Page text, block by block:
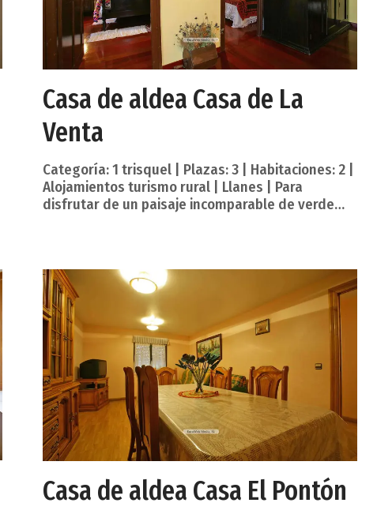
Casa de aldea Casa de La
Venta
Categoría: 1 trisquel | Plazas: 3 | Habitaciones: 2 |
Alojamientos turismo rural | Llanes | Para
disfrutar de un paisaje incomparable de verde
pueblo en el que viven 15 familias, situado en la
zona centro occidental del Valle de Ardisana a
100 metros de altitud en la confluencia de los ríos
Tejo o Riensena y Santa Marina y el cruce de los
caminos de Ardisana, Teyeu y Riensena, situación
de la cual deri
Casa de aldea Casa El Pontón